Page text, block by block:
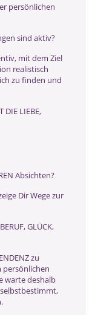
persönlichen
sind aktiv?
mit dem Ziel
realistisch
zu finden und
DIE LIEBE,
Absichten?
Dir Wege zur
GLÜCK,
zu
persönlichen
warte deshalb